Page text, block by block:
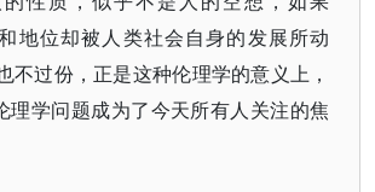
地位却被人类社会自身的发展所动
不过份，正是这种伦理学的意义上，
理学问题成为了今天所有人关注的焦